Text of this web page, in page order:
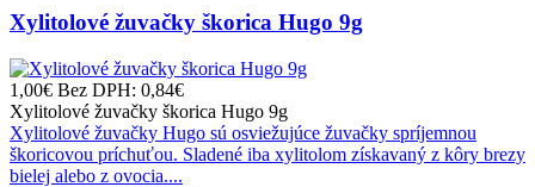
Xylitolové žuvačky škorica Hugo 9g
1,00€ Bez DPH: 0,84€
Xylitolové žuvačky škorica Hugo 9g
Xylitolové žuvačky Hugo sú osviežujúce žuvačky spríjemnou
škoricovou príchuťou. Sladené iba xylitolom získavaný z kôry brezy
bielej alebo z ovocia....